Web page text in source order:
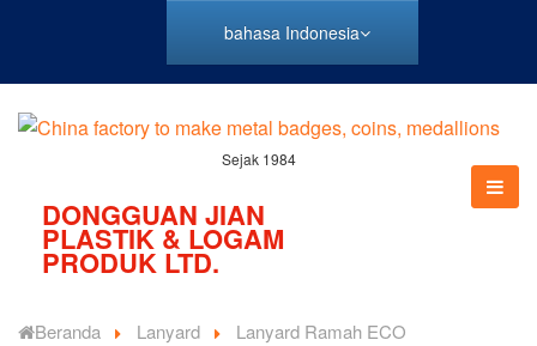
bahasa Indonesia
Sejak 1984
DONGGUAN JIAN
PLASTIK & LOGAM
PRODUK LTD.
Beranda Lanyard Lanyard Ramah ECO